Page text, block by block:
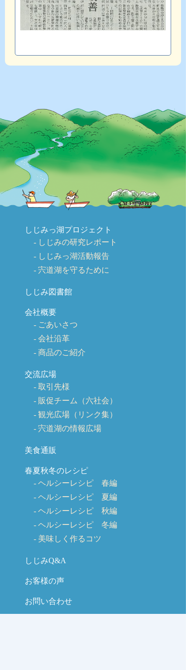
しじみっ湖プロジェクト
しじみの研究レポート
しじみっ湖活動報告
宍道湖を守るために
しじみ図書館
会社概要
ごあいさつ
会社沿革
商品のご紹介
交流広場
取引先様
販促チーム（六社会）
観光広場（リンク集）
宍道湖の情報広場
美食通販
春夏秋冬のレシピ
ヘルシーレシピ 春編
ヘルシーレシピ 夏編
ヘルシーレシピ 秋編
ヘルシーレシピ 冬編
美味しく作るコツ
しじみQ&A
お客様の声
お問い合わせ